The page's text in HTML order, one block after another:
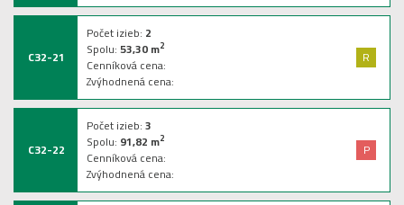
C32-21
Počet izieb: 2
Spolu:53,30m2
Cenníková cena:
Zvýhodnená cena:
R
C32-22
Počet izieb:3
Spolu: 91,82 m2
Cenníková cena:
Zvýhodnená cena:
P